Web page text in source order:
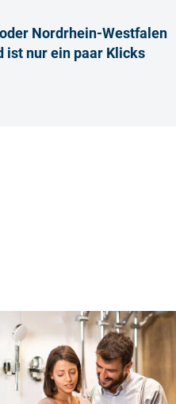
Nordrhein-Westfalen
ist nur ein paar Klicks